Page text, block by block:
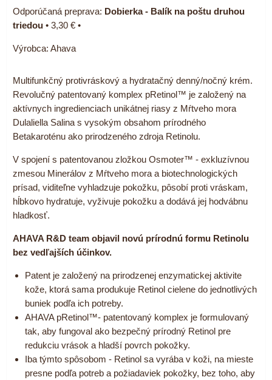
Dobierka - Balík na poštu druhou
triedou • 3,30 € •
Výrobca: Ahava
Multifunkčný protivráskový a hydratačný denný/nočný krém.
Revolučný patentovaný komplex pRetinol™ je založený na
aktívnych ingredienciach unikátnej riasy z Mŕtveho mora
Dulaliella Salina s vysokým obsahom prírodného
Betakaroténu ako prirodzeného zdroja Retinolu.
V spojení s patentovanou zložkou Osmoter™ - exkluzívnou
zmesou Minerálov z Mŕtveho mora a biotechnologických
prísad, viditeľne vyhladzuje pokožku, pôsobí proti vráskam,
hĺbkovo hydratuje, vyživuje pokožku a dodává jej hodvábnu
hladkosť.
AHAVA R&D team objavil novú prírodnú formu Retinolu
bez vedľajších účinkov.
Patent je založený na prirodzenej enzymatickej aktivite
kože, ktorá sama produkuje Retinol cielene do jednotlivých
buniek podľa ich potreby.
AHAVA pRetinol™- patentovaný komplex je formulovaný
tak, aby fungoval ako bezpečný prírodný Retinol pre
redukciu vrások a hladší povrch pokožky.
Iba týmto spôsobom - Retinol sa vyrába v koži, na mieste
presne podľa potreb a požiadaviek pokožky, bez toho, aby